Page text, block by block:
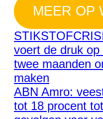
MEER OP
voert de druk
twee maanden
maken
ABN Amro:
tot 18 procent